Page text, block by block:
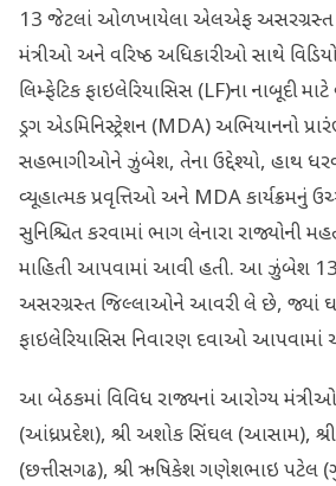
13 જેટલાં ઓળખાયેલા એલએફ અસરગ્રસ્ત
મંત્રીઓ અને વરિષ્ઠ અધિકારીઓ સાથે વિડિયો
લિમ્ફેટિક ફાઇલેરિયાસિસ (LF)ના નાબૂદી માટે
ડ્રગ એડમિનિસ્ટ્રેશન (MDA) અભિયાનનો
સહભાગીઓને ઝુંબેશ, તેના ઉદ્દેશ્યો, હાથ
વ્યૂહાત્મક પ્રવૃત્તિઓ અને MDA કાર્યક્રમનું
સુનિશ્ચિત કરવામાં ભાગ લેનારા રાજ્યોની
માહિતી આપવામાં આવી હતી. આ ઝુંબેશ 13
અસરગ્રસ્ત જિલ્લાઓને આવરી લે છે, જ્યાં
ફાઇલેરિયાસિસ નિવારણ દવાઓ
આ બેઠકમાં વિવિધ રાજ્યનાં આરોગ્ય મંત્રીઓ
(આંધ્રપ્રદેશ), શ્રી અશોક સિંઘલ (આસામ),
(છત્તીસગઢ), શ્રી ઋષિકેશ ગણેશભાઇ પટેલ